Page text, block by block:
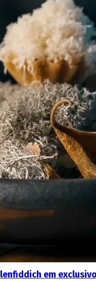
em exclusivo